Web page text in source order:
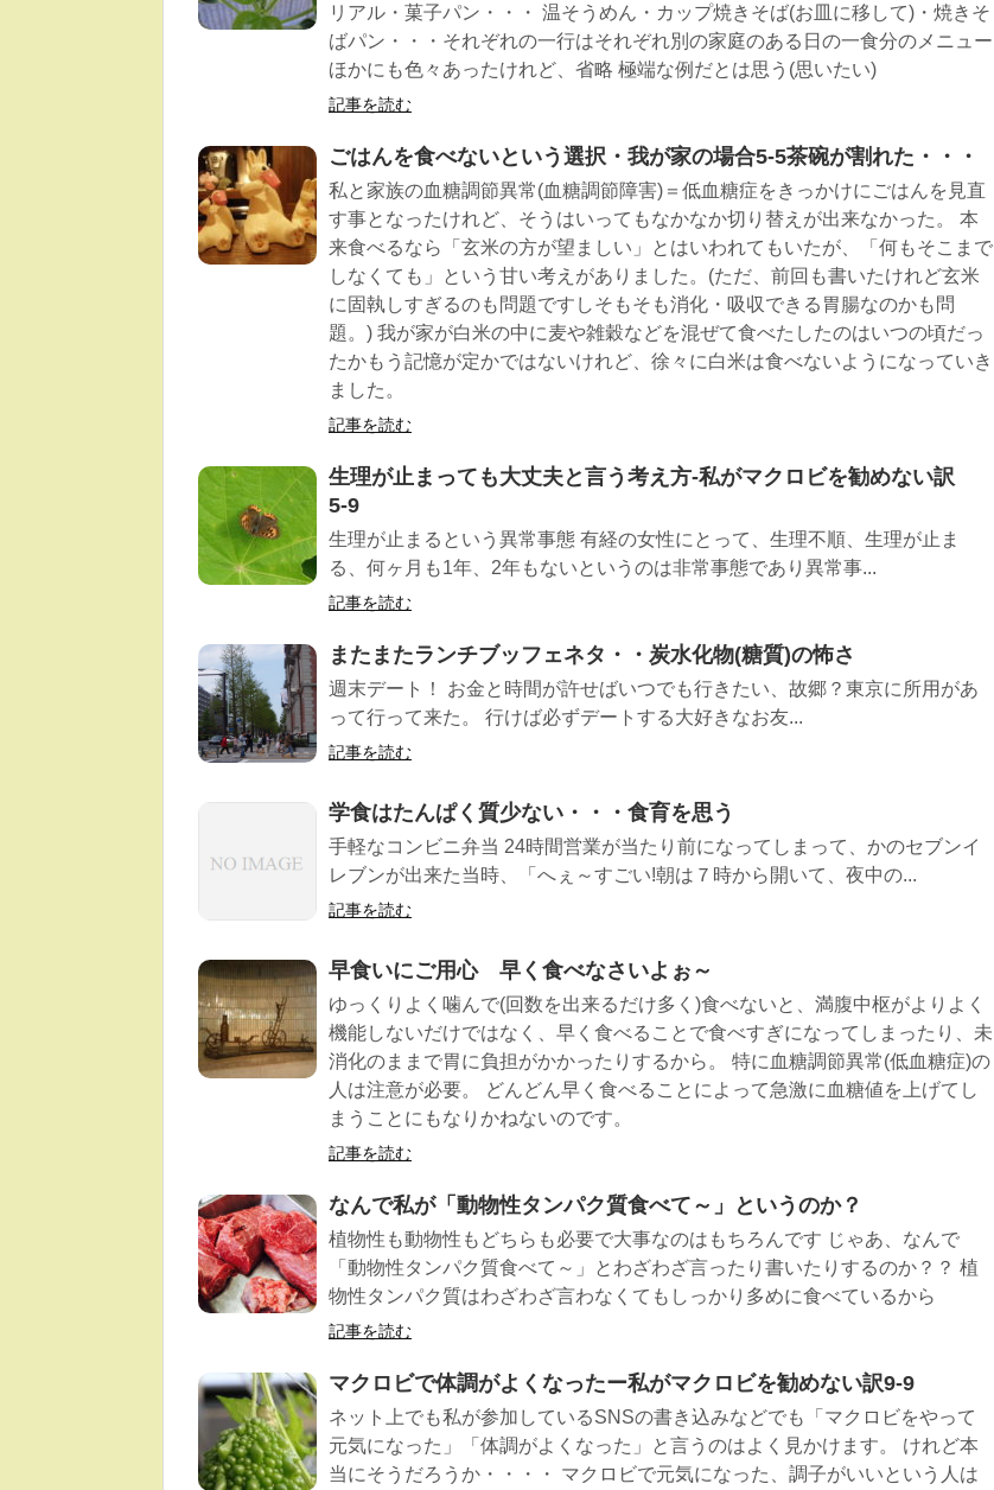
リアル・菓子パン・・・ 温そうめん・カップ焼きそば(お皿に移して)・焼きそ
ばパン・・・それぞれの一行はそれぞれ別の家庭のある日の一食分のメニュー
ほかにも色々あったけれど、省略 極端な例だとは思う(思いたい)
記事を読む
ごはんを食べないという選択・我が家の場合5-5茶碗が割れた・・・
私と家族の血糖調節異常(血糖調節障害)＝低血糖症をきっかけにごはんを見直
す事となったけれど、そうはいってもなかなか切り替えが出来なかった。 本
来食べるなら「玄米の方が望ましい」とはいわれてもいたが、「何もそこまで
しなくても」という甘い考えがありました。(ただ、前回も書いたけれど玄米
に固執しすぎるのも問題ですしそもそも消化・吸収できる胃腸なのかも問
題。) 我が家が白米の中に麦や雑穀などを混ぜて食べたしたのはいつの頃だっ
たかもう記憶が定かではないけれど、徐々に白米は食べないようになっていき
ました。
記事を読む
生理が止まっても大丈夫と言う考え方-私がマクロビを勧めない訳
5-9
生理が止まるという異常事態 有経の女性にとって、生理不順、生理が止ま
る、何ヶ月も1年、2年もないというのは非常事態であり異常事...
記事を読む
またまたランチブッフェネタ・・炭水化物(糖質)の怖さ
週末デート！ お金と時間が許せばいつでも行きたい、故郷？東京に所用があ
って行って来た。 行けば必ずデートする大好きなお友...
記事を読む
学食はたんぱく質少ない・・・食育を思う
手軽なコンビニ弁当 24時間営業が当たり前になってしまって、かのセブンイ
レブンが出来た当時、「へぇ～すごい!朝は７時から開いて、夜中の...
記事を読む
早食いにご用心 早く食べなさいよぉ～
ゆっくりよく噛んで(回数を出来るだけ多く)食べないと、満腹中枢がよりよく
機能しないだけではなく、早く食べることで食べすぎになってしまったり、未
消化のままで胃に負担がかかったりするから。 特に血糖調節異常(低血糖症)の
人は注意が必要。 どんどん早く食べることによって急激に血糖値を上げてし
まうことにもなりかねないのです。
記事を読む
なんで私が「動物性タンパク質食べて～」というのか？
植物性も動物性もどちらも必要で大事なのはもちろんです じゃあ、なんで
「動物性タンパク質食べて～」とわざわざ言ったり書いたりするのか？？ 植
物性タンパク質はわざわざ言わなくてもしっかり多めに食べているから
記事を読む
マクロビで体調がよくなったー私がマクロビを勧めない訳9-9
ネット上でも私が参加しているSNSの書き込みなどでも「マクロビをやって
元気になった」「体調がよくなった」と言うのはよく見かけます。 けれど本
当にそうだろうか・・・・ マクロビで元気になった、調子がいいという人は